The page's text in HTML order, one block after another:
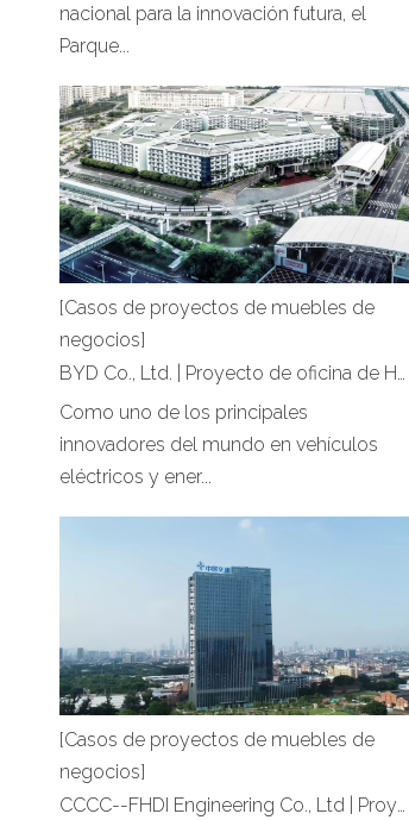
nacional para la innovación futura, el
Parque...
[Casos de proyectos de muebles de
negocios]
BYD Co., Ltd. | Proyecto de oficina de Hongye Furniture
Como uno de los principales
innovadores del mundo en vehículos
eléctricos y ener...
[Casos de proyectos de muebles de
negocios]
CCCC--FHDI Engineering Co., Ltd | Proyecto de oficina de Hongye Furniture